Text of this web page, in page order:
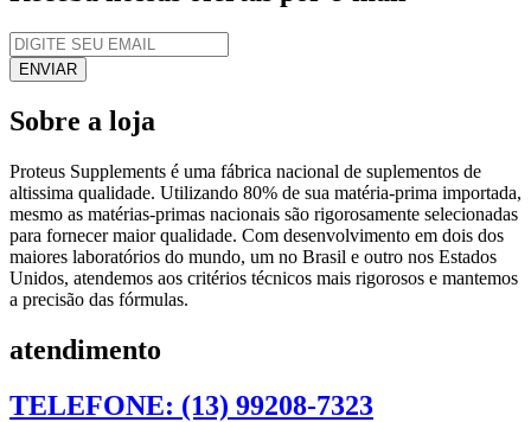
Sobre a loja
Proteus Supplements é uma fábrica nacional de suplementos de
altissima qualidade. Utilizando 80% de sua matéria-prima importada,
mesmo as matérias-primas nacionais são rigorosamente selecionadas
para fornecer maior qualidade. Com desenvolvimento em dois dos
maiores laboratórios do mundo, um no Brasil e outro nos Estados
Unidos, atendemos aos critérios técnicos mais rigorosos e mantemos
a precisão das fórmulas.
atendimento
TELEFONE: (13) 99208-7323